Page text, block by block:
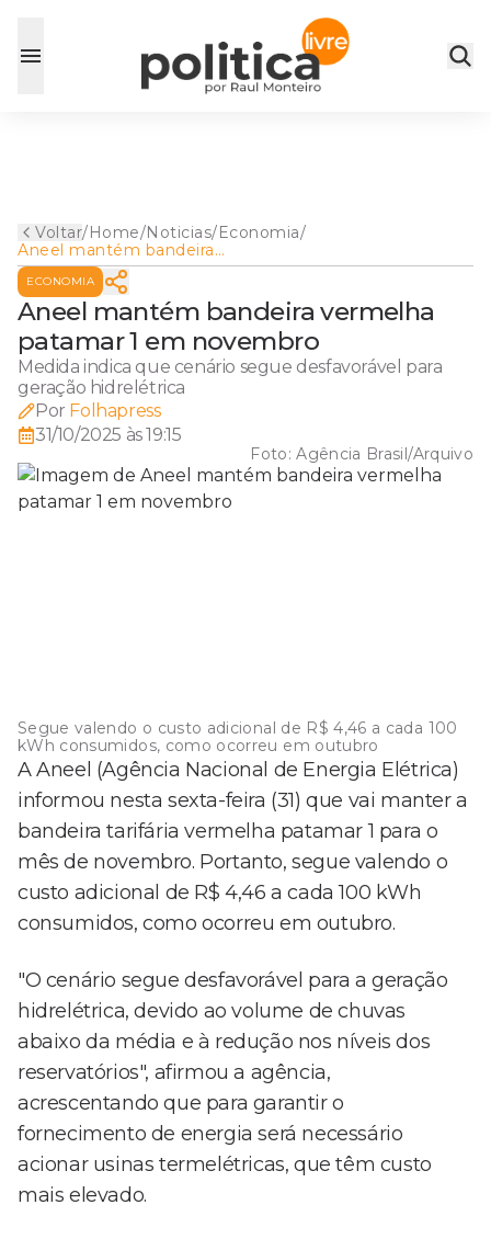
Voltar/Home/Noticias/Economia/
Aneel mantém bandeira
vermelha patamar 1 em
novembro
ECONOMIA
Aneel mantém bandeira vermelha
patamar 1 em novembro
Medida indica que cenário segue desfavorável para
geração hidrelétrica
Por Folhapress
31/10/2025 às 19:15
Foto:Agência Brasil/Arquivo
Segue valendo o custo adicional de R$ 4,46 a cada 100
kWh consumidos, como ocorreu em outubro
A Aneel (Agência Nacional de Energia Elétrica)
informou nesta sexta-feira (31) que vai manter a
bandeira tarifária vermelha patamar 1 para o
mês de novembro. Portanto, segue valendo o
custo adicional de R$ 4,46 a cada 100 kWh
consumidos, como ocorreu em outubro.
"O cenário segue desfavorável para a geração
hidrelétrica, devido ao volume de chuvas
abaixo da média e à redução nos níveis dos
reservatórios", afirmou a agência,
acrescentando que para garantir o
fornecimento de energia será necessário
acionar usinas termelétricas, que têm custo
mais elevado.